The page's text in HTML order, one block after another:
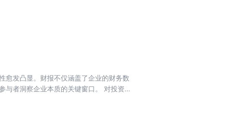
去争取更高的收益，能达到“既要又要”的
来很高深复杂、难以实践。其实资产配
资产分散、市场分散、时间分散。 【资产
分散】是指不要押注单一市场，而是通过
长期定投降低波动来做时间分散。 在现在
是我们每个人都绕不开的必修课，资产配
愈发凸显。财报不仅涵盖了企业的财务数
与者洞察企业本质的关键窗口。 对投资者
数据，如何穿透表象挖掘企业价值创造